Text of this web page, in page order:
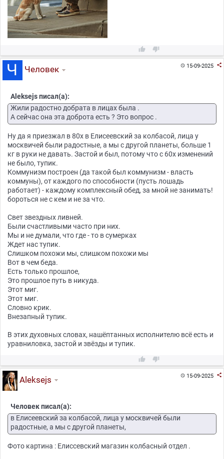
 
15-09-2025 
Человек
Aleksejs писал(а):
Жили радостно добрата в лицах была .
А сейчас она эта доброта есть ? Это вопрос .
Ну да я приезжал в 80х в Елисеевский за колбасой, лица у
москвичей были радостные, а мы с другой планеты, больше 1
кг в руки не давать. Застой и был, потому что с 60х изменений
не было, тупик.
Коммунизм построен (да такой был коммунизм - власть
коммуны), от каждого по способности (пусть лошадь
работает) - каждому комплексный обед, за мной не занимать!
бороться не с кем и не за что.
Свет звездных ливней.
Были счастливыми часто при них.
Мы и не думали, что где - то в сумерках
Ждет нас тупик.
Слишком похожи мы, слишком похожи мы
Вот в чем беда.
Есть только прошлое,
Это прошлое путь в никуда.
Этот миг.
Этот миг.
Словно крик.
Внезапный тупик.
В этих духовных словах, нашёптанных исполнителю всё есть и
уравниловка, застой и звёзды и тупик.
 
15-09-2025 
Aleksejs
Человек писал(а):
в Елисеевский за колбасой, лица у москвичей были
радостные, а мы с другой планеты,
Фото картина : Елиссевский магазин колбасный отдел .